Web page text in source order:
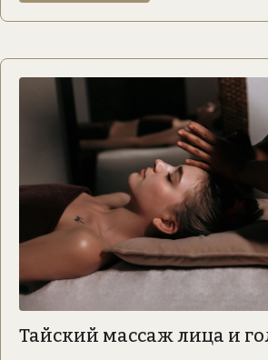
Тайский массаж лица и